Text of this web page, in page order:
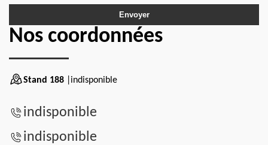
Nos coordonnées
Stand 188 |indisponible
indisponible
indisponible